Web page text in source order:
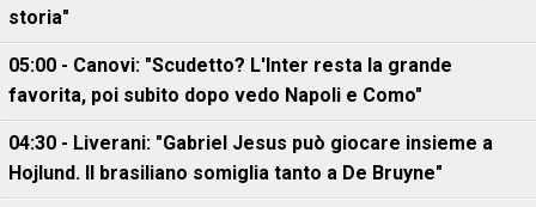
storia"
05:00 - Canovi: "Scudetto? L'Inter resta la grande
favorita, poi subito dopo vedo Napoli e Como"
04:30 - Liverani: "Gabriel Jesus può giocare insieme a
Hojlund. Il brasiliano somiglia tanto a De Bruyne"